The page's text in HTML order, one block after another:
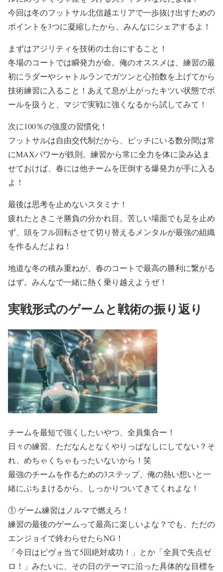
今回は冬のフットサル北信越エリアで一歩抜け出すための
ポイントを3つに凝縮したから、みんなにシェアするよ！
まずはアジリティを技術の土台にすること！
冬場のコートでは瞬発力が命。俺のオススメは、練習の最
初にラダーやシャトルランでガツンと心拍数を上げてから
技術練習に入ること！あえて息が上がったキツい状態でボ
ールを扱うと、マジで実戦に強くなるから試してみて！
次に100％の強度の習慣化！
フットサルは自由交代制だから、ピッチにいる数分間は常
にMAXパワーが鉄則。練習から常に全力を体に染み込ま
せておけば、春には他チームを圧倒する爆発力が手に入る
よ！
最後は思考を止めないスタミナ！
疲れたときこそ勝負の分かれ目。苦しい場面でも足を止め
ず、頭をフル回転させて切り替えるメンタルが最強の組織
を作るんだよね！
地道な冬の積み重ねが、春のコートで最高の勝利に繋がる
はず。みんなで一緒に熱く乗り越えようぜ！
実戦形式のゲームと戦術の振り返り
チームを最短で強くしたいやつ、全員集合ー！
日々の練習、ただなんとなくやりっぱなしにしてない？そ
れ、めちゃくちゃもったいないから！笑
最強のチームを作るための3ステップ、俺の熱い想いと一
緒にぶちまけるから、しっかりついてきてくれよな！
① ゲーム練習はノルマで燃えろ！
練習の最後のゲームって最高に楽しいよな？でも、ただの
エンジョイで終わらせたらNG！
「今日はピヴォ当て5回絶対成功！」とか「全員で失点ゼ
ロ！」みたいに、その日のテーマに沿った具体的な目標を